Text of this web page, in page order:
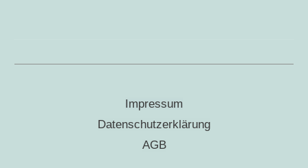
Impressum
Datenschutzerklärung
AGB